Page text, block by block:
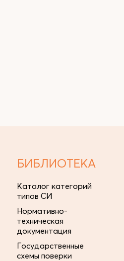
БИБЛИОТЕКА
Каталог категорий
типов СИ
Нормативно-
техническая
документация
Государственные
схемы поверки